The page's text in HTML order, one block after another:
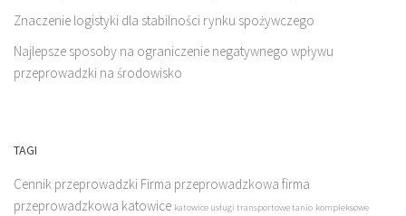
Znaczenie logistyki dla stabilności rynku spożywczego
Najlepsze sposoby na ograniczenie negatywnego wpływu
przeprowadzki na środowisko
TAGI
Cennik przeprowadzki Firma przeprowadzkowa firma
przeprowadzkowa katowice katowice usługi transportowe tanio kompleksowe